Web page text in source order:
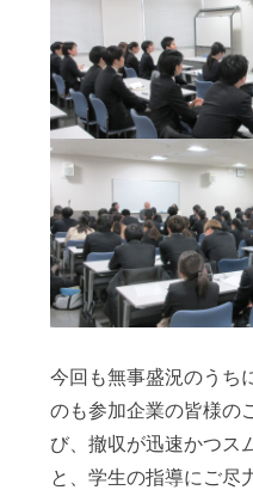
今回も無事盛況のうち
のも参加企業の皆様の
び、撤収が迅速かつス
と、学生の指導にご尽